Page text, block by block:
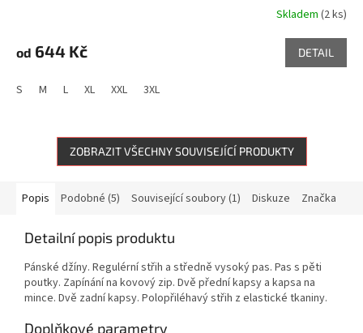
Skladem (2 ks)
od 644 Kč DETAIL
S M L XL XXL 3XL
ZOBRAZIT VŠECHNY SOUVISEJÍCÍ PRODUKTY
Popis Podobné (5) Související soubory (1) Diskuze Značka
Detailní popis produktu
Pánské džíny. Regulérní střih a středně vysoký pas. Pas s pěti
poutky. Zapínání na kovový zip. Dvě přední kapsy a kapsa na
mince. Dvě zadní kapsy. Polopřiléhavý střih z elastické tkaniny.
Doplňkové parametry